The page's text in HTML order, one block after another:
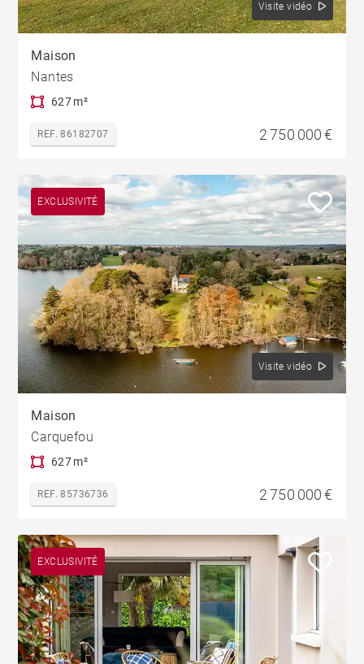
Visite vidéo
Maison
Nantes
627 m²
REF. 86182707 2 750 000 €
EXCLUSIVITÉ
Visite vidéo
Maison
Carquefou
627 m²
REF. 85736736 2 750 000 €
EXCLUSIVITÉ